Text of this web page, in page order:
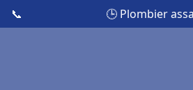
📞 🕒 Plombier